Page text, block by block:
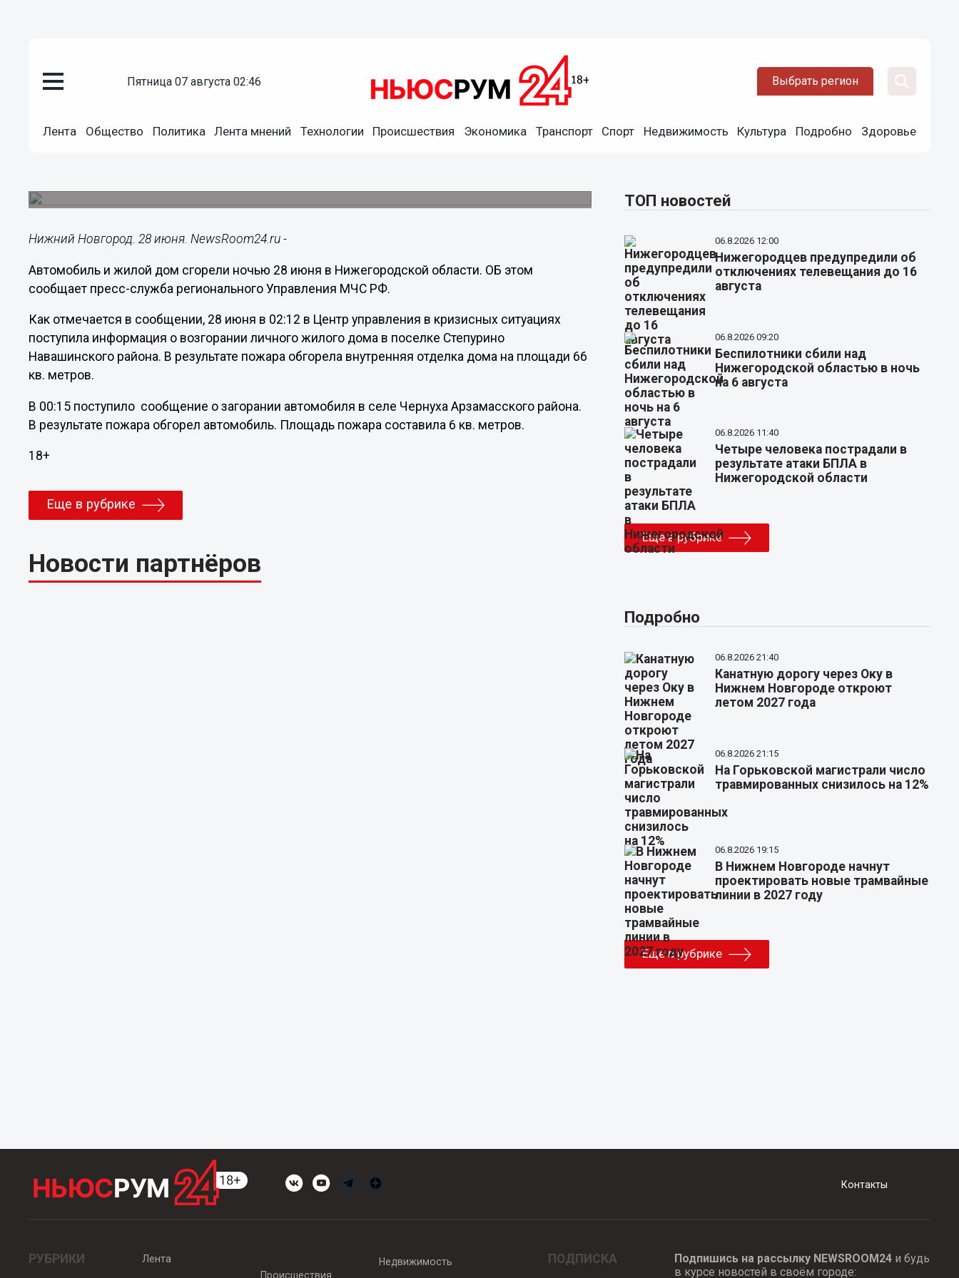
пятница 07 августа 02:46 Выбрать регион
Лента Общество Политика Лента мнений Технологии Происшествия Экономика Транспорт Спорт Недвижимость Культура Подробно Здоровье
Автомобиль и жилой дом сгорели ночью 28 июня в
Нижний Новгород. 28 июня. NewsRoom24.ru -
Автомобиль и жилой дом сгорели ночью 28 июня в Нижегородской области. ОБ этом
сообщает пресс-служба регионального Управления МЧС РФ.
Как отмечается в сообщении, 28 июня в 02:12 в Центр управления в кризисных ситуациях
поступила информация о возгорании личного жилого дома в поселке Степурино
Навашинского района. В результате пожара обгорела внутренняя отделка дома на площади 66
кв. метров.
В 00:15 поступило сообщение о загорании автомобиля в селе Чернуха Арзамасского района.
В результате пожара обгорел автомобиль. Площадь пожара составила 6 кв. метров.
18+
Еще в рубрике
Новости партнёров
ТОП новостей
06.8.2026 12:00
Нижегородцев предупредили об
отключениях телевещания до 16
августа
06.8.2026 09:20
Беспилотники сбили над
Нижегородской областью в ночь
на 6 августа
06.8.2026 11:40
Четыре человека пострадали в
результате атаки БПЛА в
Нижегородской области
Еще в рубрике
Подробно
06.8.2026 21:40
Канатную дорогу через Оку в
Нижнем Новгороде откроют
летом 2027 года
06.8.2026 21:15
На Горьковской магистрали число
травмированных снизилось на 12%
06.8.2026 19:15
В Нижнем Новгороде начнут
проектировать новые трамвайные
линии в 2027 году
Еще в рубрике
Контакты
РУБРИКИ
Лента
Происшествия
Недвижимость ПОДПИСКА Подпишись на рассылку NEWSROOM24и будь
в курсе новостей в своём городе: